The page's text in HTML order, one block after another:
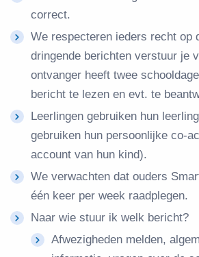
correct.
We respecteren ieders recht op
dringende berichten verstuur je
ontvanger heeft twee
bericht te lezen en evt. te
Leerlingen gebruiken hun
gebruiken hun persoonlijke co-
account van hun kind).
We verwachten dat ouders
één keer per week raadplegen.
Naar wie stuur ik welk bericht?
Afwezigheden melden,